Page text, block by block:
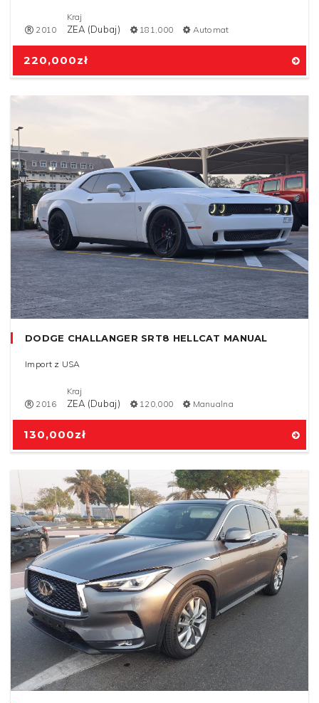
220,000zł
2010
Kraj
ZEA (Dubaj) 181,000 Automat
130,000zł
DODGE CHALLANGER SRT8 HELLCAT MANUAL
Import z USA
2016
Kraj
ZEA (Dubaj) 120,000 Manualna